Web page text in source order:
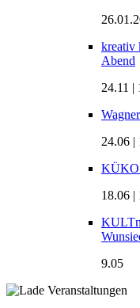
kreativ
Abend
24.11 |
24.06 |
KÜKO
18.06 |
9.05